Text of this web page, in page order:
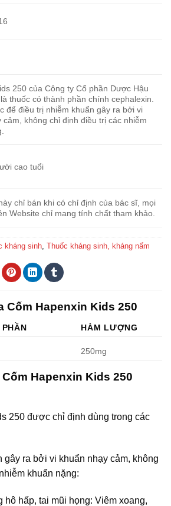
250 của Công ty Cổ phần Dược Hậu
thuốc có thành phần chính cephalexin.
để điều trị nhiễm khuẩn gây ra bởi vi
cảm, không chỉ định điều trị các nhiễm
cao tuổi
chỉ bán khi có chỉ định của bác sĩ, mọi
Website chỉ mang tính chất tham khảo.
kháng sinh Thuốc kháng sinh, kháng nấm
Cốm Hapenxin Kids 250
HÀM LƯỢNG
250mg
Hapenxin Kids 250
250 được chỉ định dùng trong các
gây ra bởi vi khuẩn nhạy cảm, không
khuẩn nặng:
hô hấp, tai mũi họng: Viêm xoang,